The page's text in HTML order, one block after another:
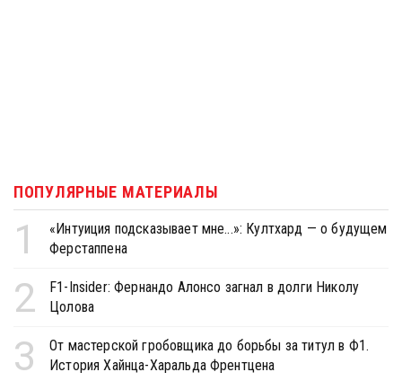
ПОПУЛЯРНЫЕ МАТЕРИАЛЫ
1
«Интуиция подсказывает мне...»: Култхард — о будущем
Ферстаппена
2
F1-Insider: Фернандо Алонсо загнал в долги Николу
Цолова
3
От мастерской гробовщика до борьбы за титул в Ф1.
История Хайнца-Харальда Френтцена